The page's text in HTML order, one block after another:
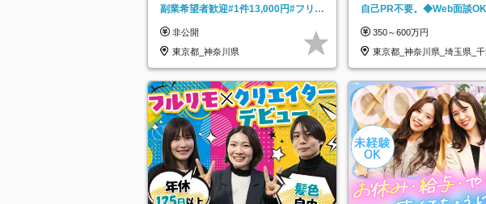
副業希望者歓迎#1件13,000円#フリー
非公開
東京都_神奈川県
自己PR不要。◆Web面談
350～600万円
東京都_神奈川県_埼玉県_
阪府…